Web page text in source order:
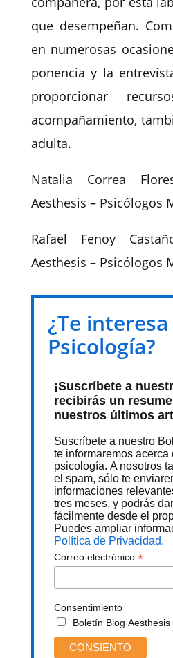
que desempeñan.
en numerosas
ponencia y la
proporcionar
acompañamiento,
adulta.
Natalia Correa
Aesthesis – Psicólogos
Rafael Fenoy
Aesthesis – Psicólogos
¿Te interesa
Psicología?
¡Suscríbete a
recibirás un
nuestros últimos
Suscríbete a nuestro
te informaremos acerca
psicología. A nosotros
el spam, sólo te
informaciones
tres meses, y podrás
fácilmente desde el
Puedes ampliar
Política de Privacidad.
Correo electrónico*
Consentimiento
Boletín Blog Aesthesis